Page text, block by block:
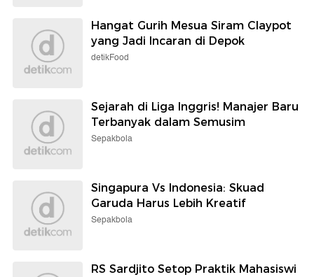
Hangat Gurih Mesua Siram Claypot
yang Jadi Incaran di Depok
detikFood
Sejarah di Liga Inggris! Manajer Baru
Terbanyak dalam Semusim
Sepakbola
Singapura Vs Indonesia: Skuad
Garuda Harus Lebih Kreatif
Sepakbola
RS Sardjito Setop Praktik Mahasiswi